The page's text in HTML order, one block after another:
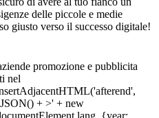
delle piccole e medie
giusto verso il successo digitale!